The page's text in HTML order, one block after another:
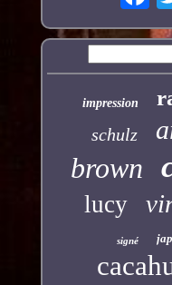
impression
schulz
brown
lucy
signé